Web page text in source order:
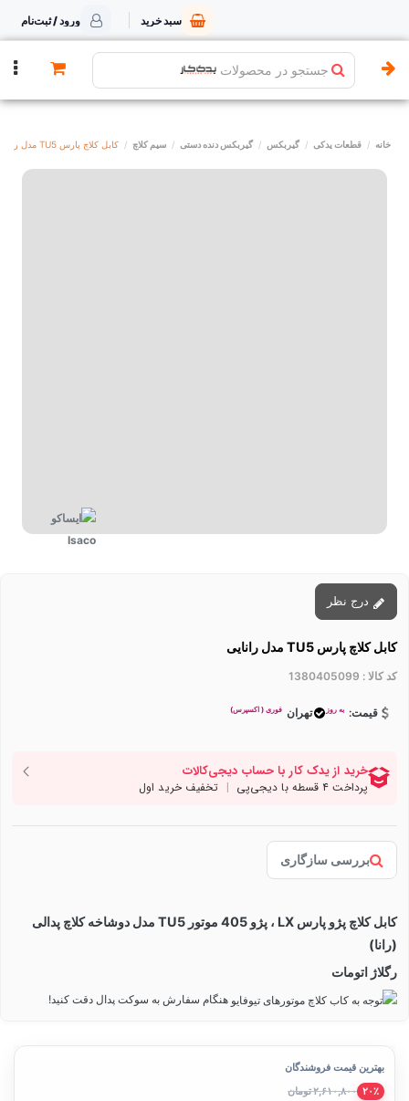
سبد خرید ورود / ثبت‌نام
جستجو در محصولات
خانه قطعات یدکی گیربکس گیربکس دنده دستی سیم کلاچ کابل کلاچ پارس TU5 مدل رانایی
کابل کلاچ پارس TU5 مدل رانایی
کد کالا : 1380405099
قیمت: به روز تهران فوری ( اکسپرس)
بررسی سازگاری
کابل کلاچ پژو پارس LX ، پژو 405 موتور TU5 مدل دوشاخه کلاچ پدالی
(رانا)
رگلاژ اتومات
هنگام سفارش به سوکت پدال دقت کنید!
بهترین قیمت فروشندگان
۲۰٪ ۲,۶۱۰,۸۰۰ تومان